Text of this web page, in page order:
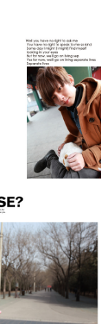
用戶狀況，依本公司即
，本公司將視審查結果
發現惡意使用之情形，
並採取法律行動。